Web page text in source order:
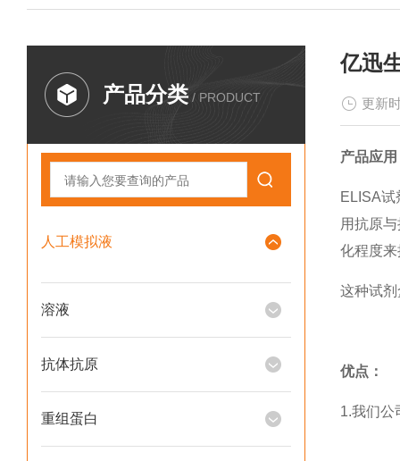
产品分类 / PRODUCT
人工模拟液
溶液
抗体抗原
重组蛋白
亿迅
更新
产品应用
ELISA
用抗原
化程度
这种试
优点：
1.我们公